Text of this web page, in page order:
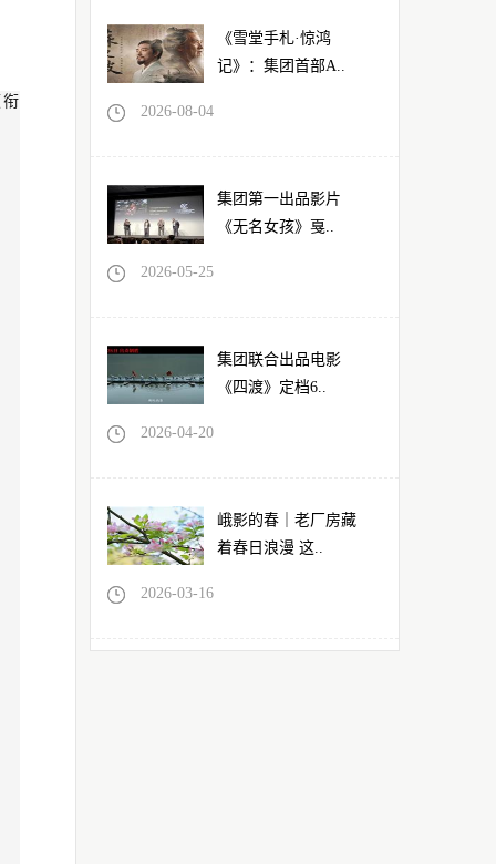
《雪堂手札·惊鸿
记》：集团首部A..
2026-08-04
集团第一出品影片
《无名女孩》戛..
2026-05-25
集团联合出品电影
《四渡》定档6..
2026-04-20
峨影的春｜老厂房藏
着春日浪漫 这..
2026-03-16